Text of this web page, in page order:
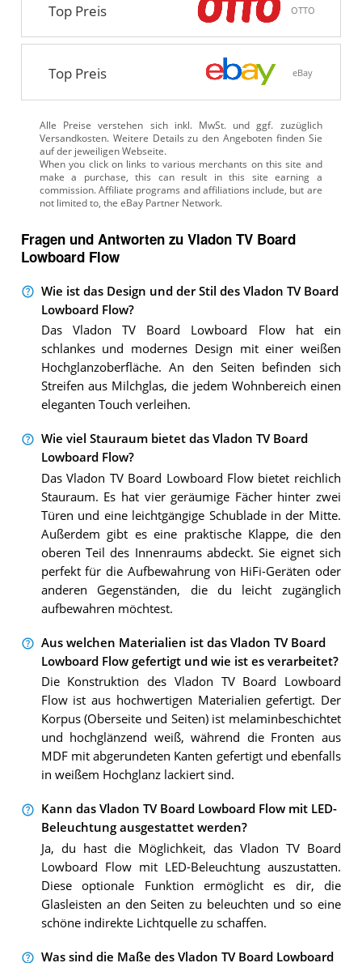
Top Preis OTTO
Top Preis eBay
Alle Preise verstehen sich inkl. MwSt. und ggf. zuzüglich
Versandkosten. Weitere Details zu den Angeboten finden Sie
auf der jeweiligen Webseite.
Fragen und Antworten zu Vladon TV Board
Lowboard Flow
Wie ist das Design und der Stil des Vladon TV Board
Lowboard Flow?
Das Vladon TV Board Lowboard Flow hat ein
schlankes und modernes Design mit einer weißen
Hochglanzoberfläche. An den Seiten befinden sich
Streifen aus Milchglas, die jedem Wohnbereich einen
eleganten Touch verleihen.
Wie viel Stauraum bietet das Vladon TV Board
Lowboard Flow?
Das Vladon TV Board Lowboard Flow bietet reichlich
Stauraum. Es hat vier geräumige Fächer hinter zwei
Türen und eine leichtgängige Schublade in der Mitte.
Außerdem gibt es eine praktische Klappe, die den
oberen Teil des Innenraums abdeckt. Sie eignet sich
perfekt für die Aufbewahrung von HiFi-Geräten oder
anderen Gegenständen, die du leicht zugänglich
aufbewahren möchtest.
Aus welchen Materialien ist das Vladon TV Board
Lowboard Flow gefertigt und wie ist es verarbeitet?
Die Konstruktion des Vladon TV Board Lowboard
Flow ist aus hochwertigen Materialien gefertigt. Der
Korpus (Oberseite und Seiten) ist melaminbeschichtet
und hochglänzend weiß, während die Fronten aus
MDF mit abgerundeten Kanten gefertigt und ebenfalls
in weißem Hochglanz lackiert sind.
Kann das Vladon TV Board Lowboard Flow mit LED-
Beleuchtung ausgestattet werden?
Ja, du hast die Möglichkeit, das Vladon TV Board
Lowboard Flow mit LED-Beleuchtung auszustatten.
Diese optionale Funktion ermöglicht es dir, die
Glasleisten an den Seiten zu beleuchten und so eine
schöne indirekte Lichtquelle zu schaffen.
Was sind die Maße des Vladon TV Board Lowboard